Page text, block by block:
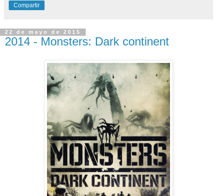
Compartir
22 de mayo de 2015
2014 - Monsters: Dark continent